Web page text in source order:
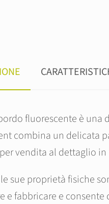
fluorescente è una
combina un delicata
vendita al dettaglio in
sue proprietà fisiche
e fabbricare e